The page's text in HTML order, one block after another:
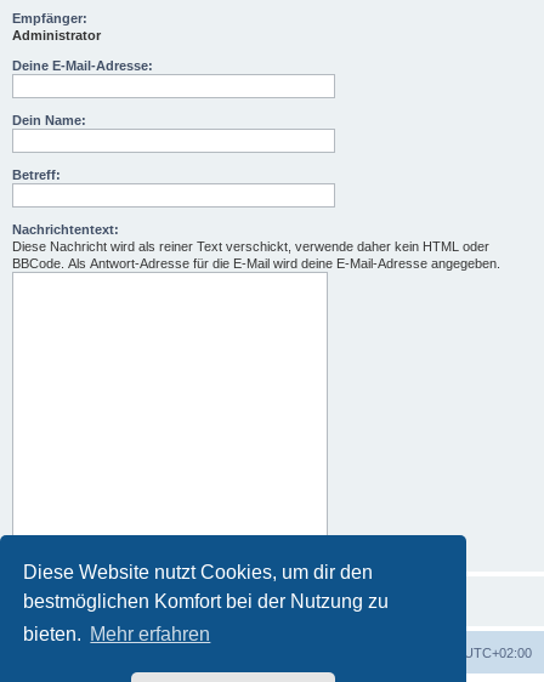
Diese Website nutzt Cookies, um dir den
bestmöglichen Komfort bei der Nutzung zu
bieten. Mehr erfahren
Empfänger:
Administrator
Deine E-Mail-Adresse:
Dein Name:
Betreff:
Nachrichtentext:
Diese Nachricht wird als reiner Text verschickt, verwende daher kein HTML oder
BBCode. Als Antwort-Adresse für die E-Mail wird deine E-Mail-Adresse angegeben.
UTC+02:00